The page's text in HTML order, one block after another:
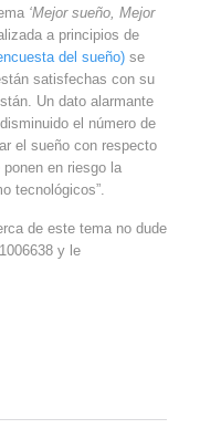
‘Mejor sueño, Mejor
a principios de
del sueño) se
satisfechas con su
Un dato alarmante
el número de
el sueño con respecto
en riesgo la
tecnológicos”.
de este tema no dude
y le